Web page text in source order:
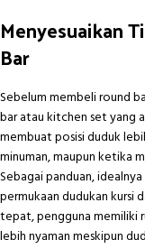
Menyesuaikan
Bar
Sebelum membeli round
bar atau kitchen set yang
membuat posisi duduk
minuman, maupun ketika
Sebagai panduan,
permukaan dudukan kursi
tepat, pengguna memiliki
lebih nyaman meskipun